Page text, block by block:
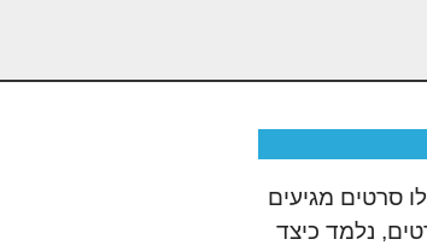
סרטים מגיעים
נלמד כיצד